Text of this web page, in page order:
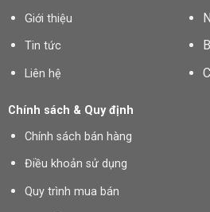
Giới thiệu
Tin tức
Liên hệ
Chính sách & Quy định
Chính sách bán hàng
Điều khoản sử dụng
Quy trình mua bán